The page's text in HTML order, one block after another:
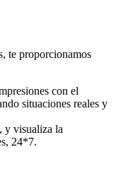
te proporcionamos
con el
situaciones reales y
y visualiza la
24*7.